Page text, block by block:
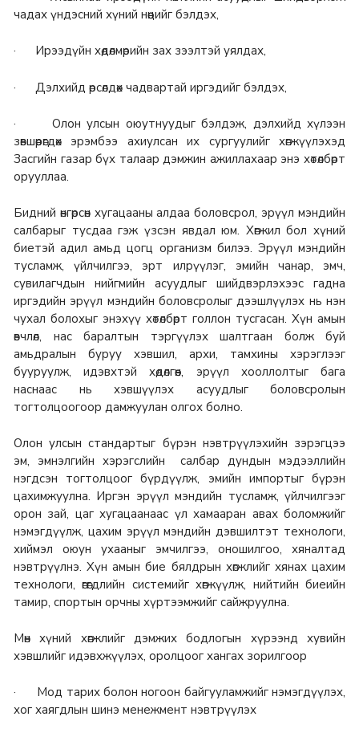
чадах үндэсний хүний нөөцийг бэлдэх,
· Ирээдүйн хөдөлмөрийн зах зээлтэй уялдах,
· Дэлхийд өрсөлдөх чадвартай иргэдийг бэлдэх,
· Олон улсын оюутнуудыг бэлдэж, дэлхийд хүлээн
зөвшөөрөгдөх эрэмбээ ахиулсан их сургуулийг хөгжүүлэхэд
Засгийн газар бүх талаар дэмжин ажиллахаар энэ хөтөлбөрт
орууллаа.
Бидний өнгөрсөн хугацааны алдаа боловсрол, эрүүл мэндийн
салбарыг тусдаа гэж үзсэн явдал юм. Хөгжил бол хүний
биетэй адил амьд цогц организм билээ. Эрүүл мэндийн
тусламж, үйлчилгээ, эрт илрүүлэг, эмийн чанар, эмч,
сувилагчдын нийгмийн асуудлыг шийдвэрлэхээс гадна
иргэдийн эрүүл мэндийн боловсролыг дээшлүүлэх нь нэн
чухал болохыг энэхүү хөтөлбөрт голлон тусгасан. Хүн амын
өвчлөл, нас баралтын тэргүүлэх шалтгаан болж буй
амьдралын буруу хэвшил, архи, тамхины хэрэглээг
бууруулж, идэвхтэй хөдөлгөөн, эрүүл хооллолтыг бага
наснаас нь хэвшүүлэх асуудлыг боловсролын
тогтолцоогоор дамжуулан олгох болно.
Олон улсын стандартыг бүрэн нэвтрүүлэхийн зэрэгцээ
эм, эмнэлгийн хэрэгслийн салбар дундын мэдээллийн
нэгдсэн тогтолцоог бүрдүүлж, эмийн импортыг бүрэн
цахимжуулна. Иргэн эрүүл мэндийн тусламж, үйлчилгээг
орон зай, цаг хугацаанаас үл хамааран авах боломжийг
нэмэгдүүлж, цахим эрүүл мэндийн дэвшилтэт технологи,
хиймэл оюун ухааныг эмчилгээ, оношилгоо, хяналтад
нэвтрүүлнэ. Хүн амын бие бялдрын хөгжлийг хянах цахим
технологи, өгөгдлийн системийг хөгжүүлж, нийтийн биеийн
тамир, спортын орчны хүртээмжийг сайжруулна.
Мөн хүний хөгжлийг дэмжих бодлогын хүрээнд хувийн
хэвшлийг идэвхжүүлэх, оролцоог хангах зорилгоор
· Мод тарих болон ногоон байгууламжийг нэмэгдүүлэх,
хог хаягдлын шинэ менежмент нэвтрүүлэх